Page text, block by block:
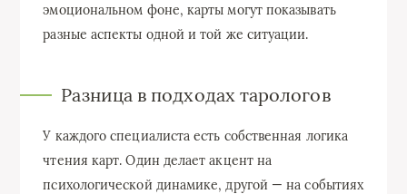
эмоциональном фоне, карты могут показывать
разные аспекты одной и той же ситуации.
Разница в подходах тарологов
У каждого специалиста есть собственная логика
чтения карт. Один делает акцент на
психологической динамике, другой — на событиях